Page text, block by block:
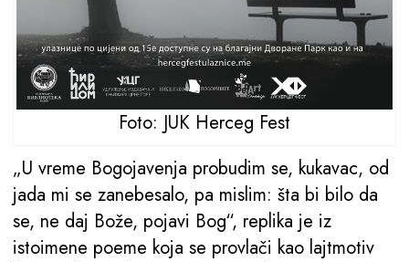
Foto: JUK Herceg Fest
„U vreme Bogojavenja probudim se, kukavac, od
jada mi se zanebesalo, pa mislim: šta bi bilo da
se, ne daj Bože, pojavi Bog“, replika je iz
istoimene poeme koja se provlači kao lajtmotiv